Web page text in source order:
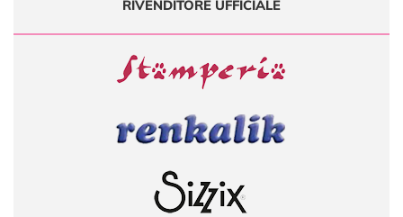
RIVENDITORE UFFICIALE